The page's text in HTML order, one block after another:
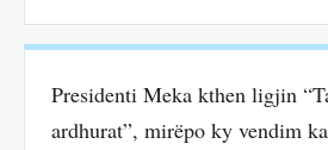
Presidenti Meka kthen ligjin
ardhurat”, mirëpo ky vendim